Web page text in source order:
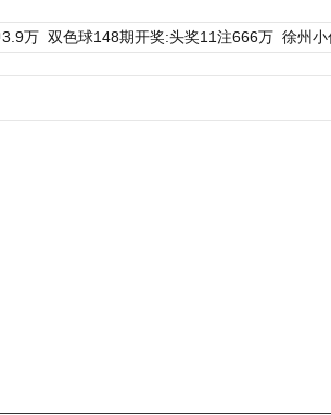
万 双色球148期开奖:头奖11注666万 徐州